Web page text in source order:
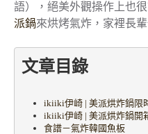
語），絕美外觀操作上也
派鍋來烘烤氣炸，家裡長
文章目錄
ikiiki伊崎 | 美派烘炸鍋限
ikiiki伊崎 | 美派烘炸鍋開
食譜－氣炸韓國魚板